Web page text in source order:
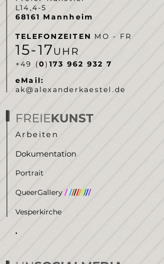
L14,4-5
68161 Mannheim
TELEFONZEITEN MO - FR
15-17UHR
‭+49 (0) 173 962 932 7‬
eMail:
ak@alexanderkaestel.de
FREIEKUNST
Arbeiten
Dokumentation
Portrait
QueerGallery ///////////
Vesperkirche
.